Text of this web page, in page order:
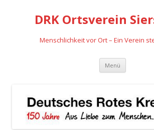
DRK Ortsverein
Menschlichkeit vor Ort – Ein Verein
Menü Zum
springen